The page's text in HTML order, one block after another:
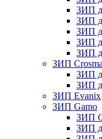
ЗИП
ЗИП
ЗИП
ЗИП
ЗИП
ЗИП
ЗИП
ЗИП
ЗИП Evanix
ЗИП Gamo
ЗИП
ЗИП